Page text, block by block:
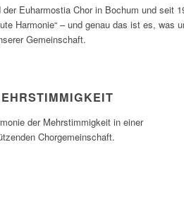
Euharmostia Chor in Bochum und seit
Harmonie“ – und genau das ist es,
Gemeinschaft.
der Mehrstimmigkeit in einer
Chorgemeinschaft.